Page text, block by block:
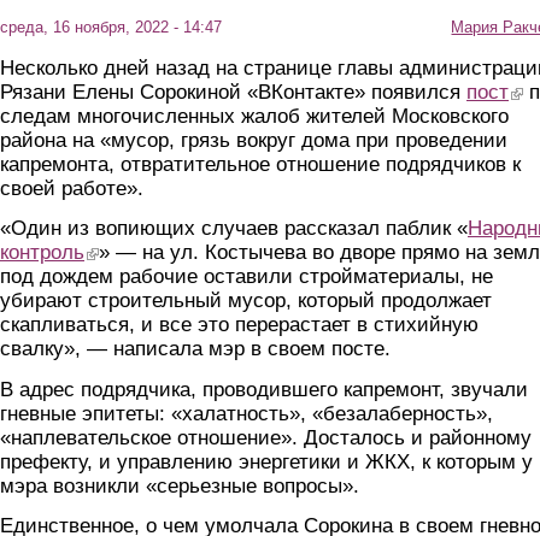
среда, 16 ноября, 2022 - 14:47 Мария
Несколько дней назад на странице главы
Рязани Елены Сорокиной «ВКонтакте» появился пост
следам многочисленных жалоб жителей Московского
района на «мусор, грязь вокруг дома при проведении
капремонта, отвратительное отношение подрядчиков к
своей работе».
«Один из вопиющих случаев рассказал паблик «
контроль (link is external)
» — на ул. Костычева во дворе прямо на
под дождем рабочие оставили стройматериалы, не
убирают строительный мусор, который продолжает
скапливаться, и все это перерастает в стихийную
свалку», — написала мэр в своем посте.
В адрес подрядчика, проводившего капремонт, звучали
гневные эпитеты: «халатность», «безалаберность»,
«наплевательское отношение». Досталось и районному
префекту, и управлению энергетики и ЖКХ, к которым у
мэра возникли «серьезные вопросы».
Единственное, о чем умолчала Сорокина в своем